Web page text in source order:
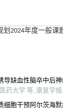
2024年度一般课